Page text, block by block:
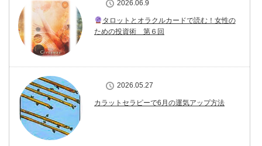
2026.06.9
タロットとオラクルカードで読む！女性の
ための投資術 第６回
2026.05.27
カラットセラピーで6月の運気アップ方法